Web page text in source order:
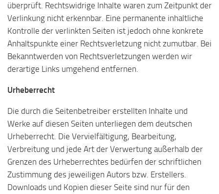
überprüft. Rechtswidrige Inhalte waren zum Zeitpunkt der
Verlinkung nicht erkennbar. Eine permanente inhaltliche
Kontrolle der verlinkten Seiten ist jedoch ohne konkrete
Anhaltspunkte einer Rechtsverletzung nicht zumutbar. Bei
Bekanntwerden von Rechtsverletzungen werden wir
derartige Links umgehend entfernen.
Urheberrecht
Die durch die Seitenbetreiber erstellten Inhalte und
Werke auf diesen Seiten unterliegen dem deutschen
Urheberrecht. Die Vervielfältigung, Bearbeitung,
Verbreitung und jede Art der Verwertung außerhalb der
Grenzen des Urheberrechtes bedürfen der schriftlichen
Zustimmung des jeweiligen Autors bzw. Erstellers.
Downloads und Kopien dieser Seite sind nur für den